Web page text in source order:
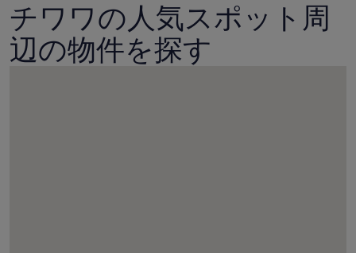
チワワの人気スポット周
辺の物件を探す